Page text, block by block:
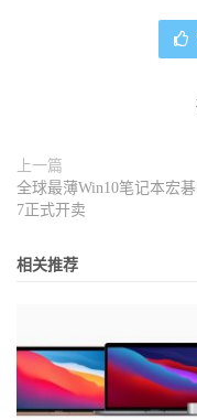
上一篇
全球最薄Win10笔记本宏
7正式开卖
相关推荐